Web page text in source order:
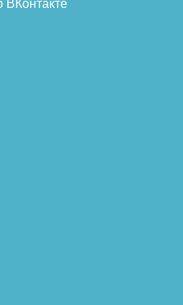
ВКонтакте